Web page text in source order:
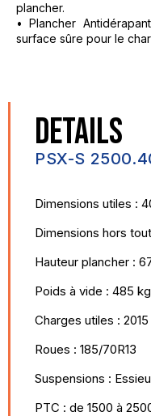
plancher.
• Plancher
surface sûre pour le
DETAILS
PSX-S
Dimensions utiles :
Dimensions hors
Hauteur plancher :
Poids à vide : 485 kg
Charges utiles :
Roues : 185/70R13
Suspensions :
PTC : de 1500 à